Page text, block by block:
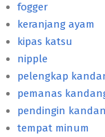
fogger
keranjang ayam
kipas katsu
nipple
pelengkap
pemanas
pendingin
tempat minum